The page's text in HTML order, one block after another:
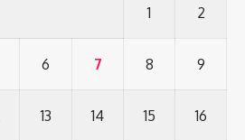
1 2
6 7 8 9
13 14 15 16